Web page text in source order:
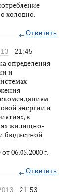
холодно.
Ответить
21:45
определения
и
энергии и
в
жилищно-
бюджетной
06.05.2000 г.
Ответить
21:53